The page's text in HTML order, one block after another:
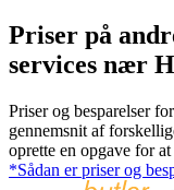
Priser på
services nær
Priser og besparelser
gennemsnit af
oprette en opgave for
*Sådan er priser og